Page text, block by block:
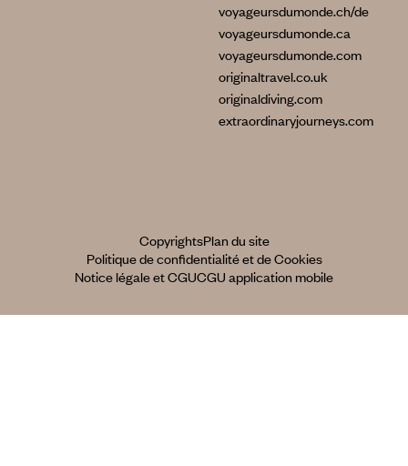
voyageursdumonde.ch/de
voyageursdumonde.ca
voyageursdumonde.com
originaltravel.co.uk
originaldiving.com
extraordinaryjourneys.com
CopyrightsPlan du site
Politique de confidentialité et de Cookies
Notice légale et CGUCGU application mobile